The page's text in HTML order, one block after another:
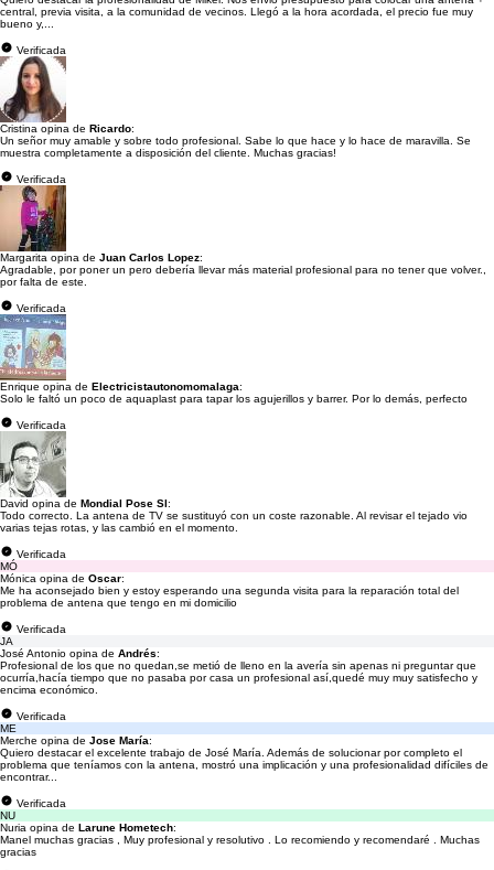
central, previa visita, a la comunidad de vecinos. Llegó a la hora acordada, el precio fue muy
bueno y,...
Verificada
Cristina opina de Ricardo:
Un señor muy amable y sobre todo profesional. Sabe lo que hace y lo hace de maravilla. Se
muestra completamente a disposición del cliente. Muchas gracias!
Verificada
Margarita opina de Juan Carlos Lopez:
Agradable, por poner un pero debería llevar más material profesional para no tener que volver.,
por falta de este.
Verificada
Enrique opina de Electricistautonomomalaga:
Solo le faltó un poco de aquaplast para tapar los agujerillos y barrer. Por lo demás, perfecto
Verificada
David opina de Mondial Pose Sl:
Todo correcto. La antena de TV se sustituyó con un coste razonable. Al revisar el tejado vio
varias tejas rotas, y las cambió en el momento.
Verificada
MÓ
Mónica opina de Oscar:
Me ha aconsejado bien y estoy esperando una segunda visita para la reparación total del
problema de antena que tengo en mi domicilio
Verificada
JA
José Antonio opina de Andrés:
Profesional de los que no quedan,se metió de lleno en la avería sin apenas ni preguntar que
ocurría,hacía tiempo que no pasaba por casa un profesional así,quedé muy muy satisfecho y
encima económico.
Verificada
ME
Merche opina de Jose María:
Quiero destacar el excelente trabajo de José María. Además de solucionar por completo el
problema que teníamos con la antena, mostró una implicación y una profesionalidad difíciles de
encontrar...
Verificada
NU
Nuria opina de Larune Hometech:
Manel muchas gracias , Muy profesional y resolutivo . Lo recomiendo y recomendaré . Muchas
gracias